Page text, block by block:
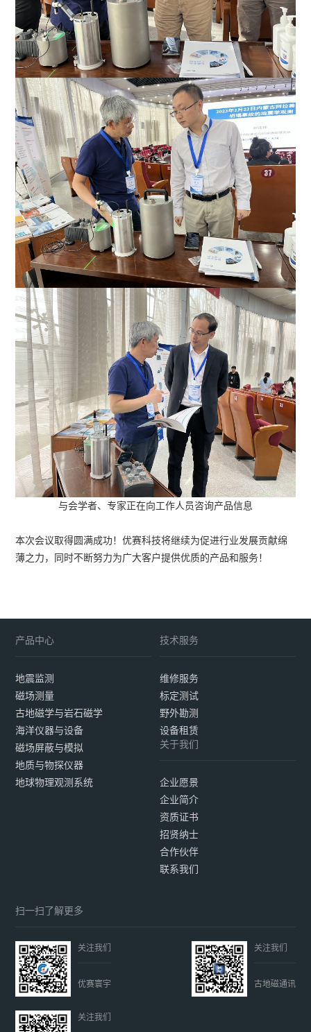
与会学者、专家正在向工作人员咨询产品信息
本次会议取得圆满成功！优赛科技将继续为促进行业发展贡献绵
薄之力，同时不断努力为广大客户提供优质的产品和服务！
产品中心
地震监测
磁场测量
古地磁学与岩石磁学
海洋仪器与设备
磁场屏蔽与模拟
地质与物探仪器
地球物理观测系统
技术服务
维修服务
标定测试
野外勘测
设备租赁
关于我们
企业愿景
企业简介
资质证书
招贤纳士
合作伙伴
联系我们
扫一扫了解更多
关注我们
优赛寰宇
关注我们
古地磁通讯
关注我们